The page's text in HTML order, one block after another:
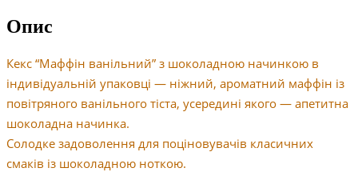
Опис
Кекс “Маффін ванільний” з шоколадною начинкою в
індивідуальній упаковці — ніжний, ароматний маффін із
повітряного ванільного тіста, усередині якого — апетитна
шоколадна начинка.
Солодке задоволення для поціновувачів класичних
смаків із шоколадною ноткою.